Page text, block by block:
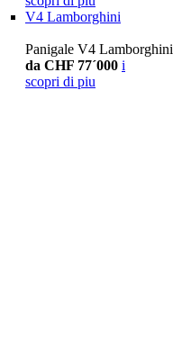
V4 Lamborghini
Panigale V4 Lamborghini
da CHF 77´000 i
scopri di piu